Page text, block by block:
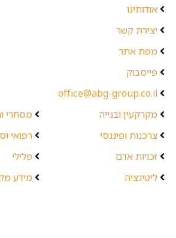
אודותינו
יצירת קשר
מפת אתר
פייסבוק
office@abg-group.co.il
מקרקעין ובנייה
צרכנות ופיננסי
זכויות אדם
ליטיגציה
מסחרי
רפואי
פלילי
מידע